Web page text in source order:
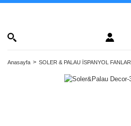
Anasayfa SOLER & PALAU İSPANYOL FANLAR